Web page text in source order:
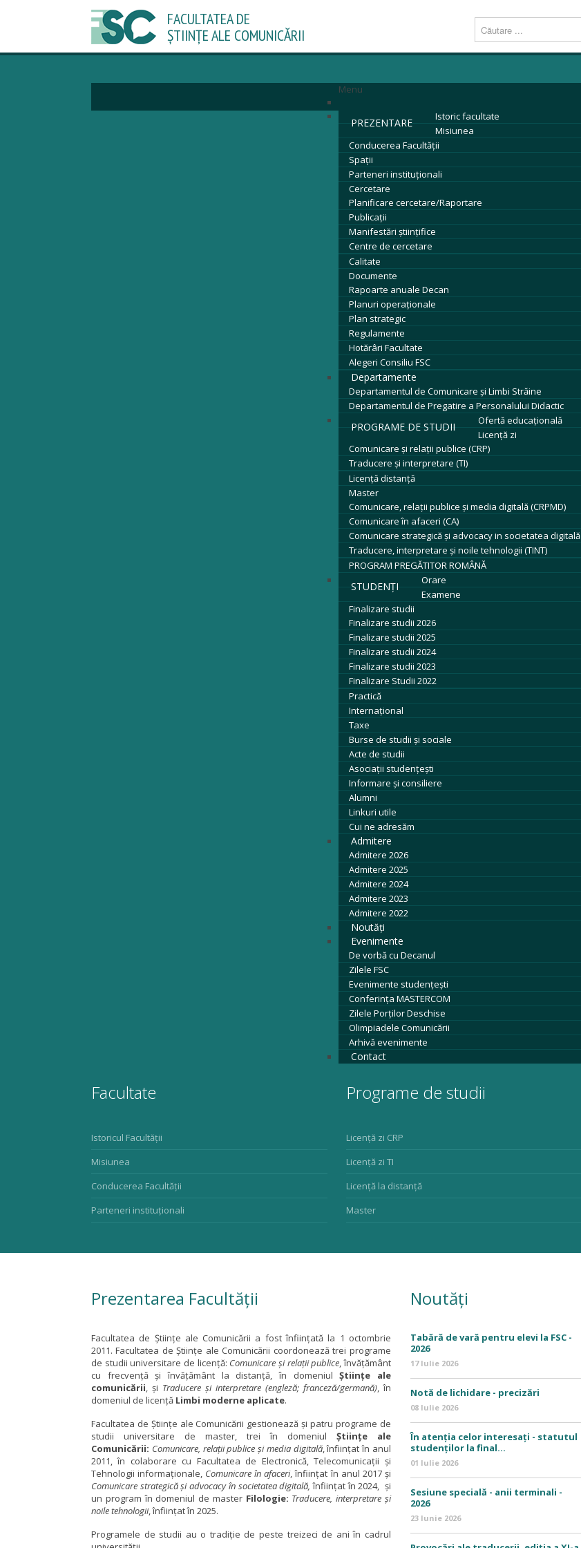
FACULTATEA DE
ȘTIINȚE ALE COMUNICĂRII
Menu
PREZENTARE
Istoric facultate
Misiunea
Conducerea Facultăţii
Spații
Parteneri instituţionali
Cercetare
Planificare cercetare/Raportare
Publicații
Manifestări științifice
Centre de cercetare
Calitate
Documente
Rapoarte anuale Decan
Planuri operaționale
Plan strategic
Regulamente
Hotărâri Facultate
Alegeri Consiliu FSC
Departamente
Departamentul de Comunicare și Limbi Străine
Departamentul de Pregatire a Personalului Didactic
PROGRAME DE STUDII
Ofertă educațională
Licenţă zi
Comunicare și relații publice (CRP)
Traducere și interpretare (TI)
Licenţă distanță
Master
Comunicare, relații publice și media digitală (CRPMD)
Comunicare în afaceri (CA)
Comunicare strategică și advocacy in societatea digitală
Traducere, interpretare și noile tehnologii (TINT)
PROGRAM PREGĂTITOR ROMÂNĂ
STUDENȚI
Orare
Examene
Finalizare studii
Finalizare studii 2026
Finalizare studii 2025
Finalizare studii 2024
Finalizare studii 2023
Finalizare Studii 2022
Practică
Internațional
Taxe
Burse de studii și sociale
Acte de studii
Asociaţii studenţeşti
Informare şi consiliere
Alumni
Linkuri utile
Cui ne adresăm
Admitere
Admitere 2026
Admitere 2025
Admitere 2024
Admitere 2023
Admitere 2022
Noutăți
Evenimente
De vorbă cu Decanul
Zilele FSC
Evenimente studențești
Conferința MASTERCOM
Zilele Porților Deschise
Olimpiadele Comunicării
Arhivă evenimente
Contact
Facultate
Istoricul Facultății
Misiunea
Conducerea Facultății
Parteneri instituționali
Programe de studii
Licență zi CRP
Licenţă zi TI
Licenţă la distanţă
Master
Prezentarea Facultății
Facultatea de Științe ale Comunicării a fost înființată la 1 octombrie
2011. Facultatea de Ştiinţe ale Comunicării coordonează trei programe
de studii universitare de licenţă: Comunicare şi relaţii publice, învăţământ
cu frecvență şi învățământ la distanţă, în domeniulŞtiinţe ale
comunicării, şi Traducere şi interpretare (engleză; franceză/germană), în
domeniul de licenţă Limbi moderne aplicate.
Facultatea de Ştiinţe ale Comunicării gestionează și patru programe de
studii universitare de master, trei în domeniul Științe ale
Comunicării: Comunicare, relaţii publice şi media digitală, înfiinţat în anul
2011, în colaborare cu Facultatea de Electronică, Telecomunicaţii și
Tehnologii informaționale, Comunicare în afaceri, înființat în anul 2017 și
Comunicare strategică și advocacy în societatea digitală,înființat în 2024, și
un program în domeniul de master Filologie: Traducere, interpretare și
noile tehnologii, înființat în 2025.
Programele de studii au o tradiție de peste treizeci de ani în cadrul
Noutăți
Tabără de vară pentru elevi la FSC -
2026
17 Iulie 2026
Notă de lichidare - precizări
08 Iulie 2026
În atenția celor interesați - statutul
studenților la final...
01 Iulie 2026
Sesiune specială - anii terminali -
2026
23 Iunie 2026